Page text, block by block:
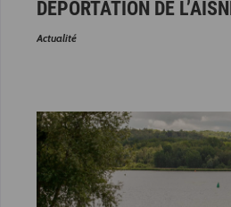
DÉPORTATION DE
Actualité